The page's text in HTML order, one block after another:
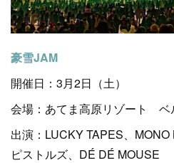
豪雪JAM
開催日：3月2日（土）
会場：あてま高原リゾート ベ
出演：LUCKY TAPES、
ピストルズ、DÉ DÉ MOUSE